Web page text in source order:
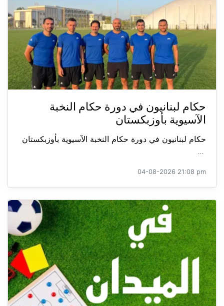
حكام لبنانيون في دورة حكام النخبة
الآسيوية بأوزبكستان
حكام لبنانيون في دورة حكام النخبة الآسيوية بأوزبكستان
...
04-08-2026 21:08 pm